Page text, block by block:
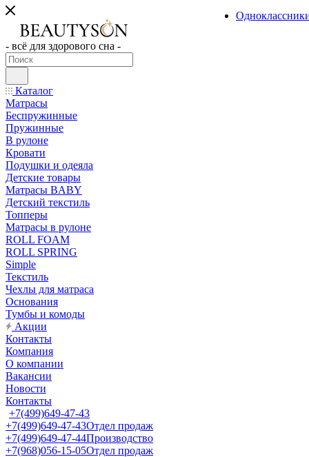
- всё для здорового сна -
Каталог
Матрасы
Беспружинные
Пружинные
В рулоне
Кровати
Подушки и одеяла
Детские товары
Матрасы BABY
Детский текстиль
Топперы
Матрасы в рулоне
ROLL FOAM
ROLL SPRING
Simple
Текстиль
Чехлы для матраса
Основания
Тумбы и комоды
Акции
Контакты
Компания
О компании
Вакансии
Новости
Контакты
+7(499)649-47-43
+7(499)649-47-43Отдел продаж
+7(499)649-47-44Производство
+7(968)056-15-05Отдел продаж